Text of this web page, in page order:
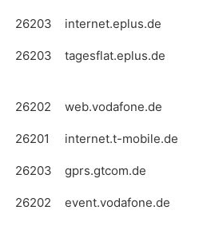
26203 internet.eplus.de
26203 tagesflat.eplus.de
26202 web.vodafone.de
26201 internet.t-mobile.de
26203 gprs.gtcom.de
26202 event.vodafone.de